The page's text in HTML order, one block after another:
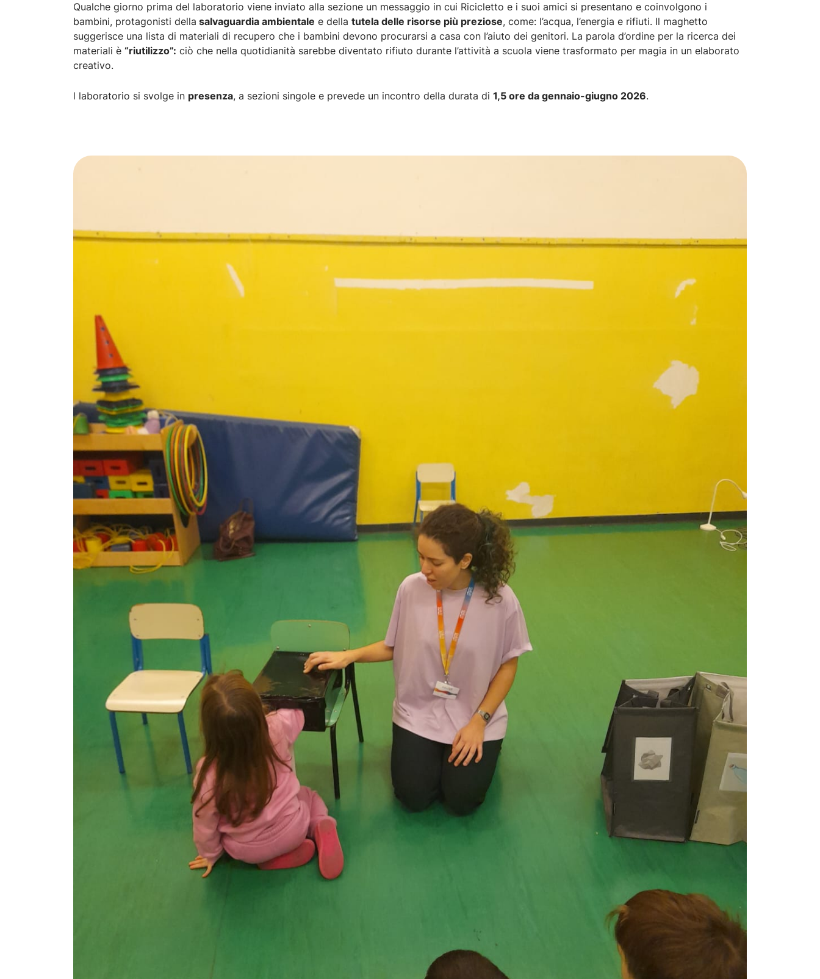
Qualche giorno prima del laboratorio viene inviato alla sezione un messaggio in cui Ricicletto e i suoi amici si presentano e coinvolgono i
bambini, protagonisti della salvaguardia ambientale e della tutela delle risorse più preziose, come: l’acqua, l’energia e rifiuti. Il maghetto
suggerisce una lista di materiali di recupero che i bambini devono procurarsi a casa con l’aiuto dei genitori. La parola d’ordine per la ricerca dei
materiali è “riutilizzo”: ciò che nella quotidianità sarebbe diventato rifiuto durante l’attività a scuola viene trasformato per magia in un elaborato
creativo.
l laboratorio si svolge in presenza, a sezioni singole e prevede un incontro della durata di 1,5 ore da gennaio-giugno 2026.